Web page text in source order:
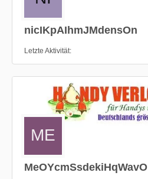
nicIKpAIhmJMdensOn
Letzte Aktivität
MeOYcmSsdekiHqWavO